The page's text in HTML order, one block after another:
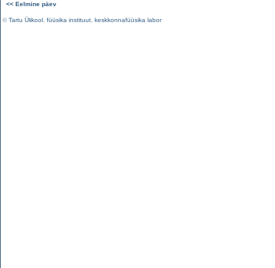
<< Eelmine päev
©Tartu Ülikool füüsika instituut keskkonnafüüsika labor